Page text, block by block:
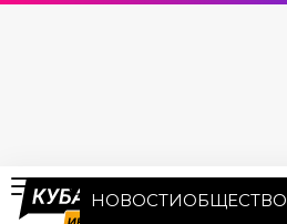
НОВОСТИОБЩЕСТВО